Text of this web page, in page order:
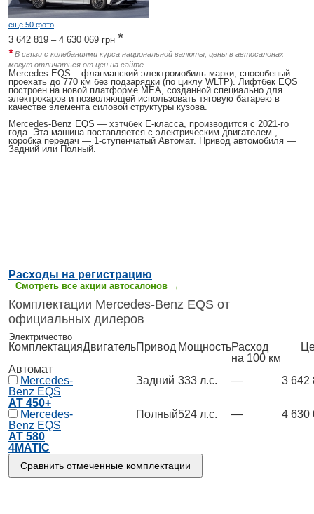
еще 50 фото
3 642 819 – 4 630 069 грн *
*В связи с колебаниями курса национальной валюты, цены в автосалонах
могут отличаться от цен на сайте.
Mercedes EQS – флагманский электромобиль марки, способеный
проехать до 770 км без подзарядки (по циклу WLTP). Лифтбек EQS
построен на новой платформе MEA, созданной специально для
электрокаров и позволяющей использовать тяговую батарею в
качестве элемента силовой структуры кузова.
Mercedes-Benz EQS — хэтчбек E-класса, производится с 2021-го
года. Эта машина поставляется с электрическим двигателем ,
коробка передач — 1-ступенчатый Автомат. Привод автомобиля —
Задний или Полный.
Расходы на регистрацию
Смотреть все акции автосалонов →
Комплектации Mercedes-Benz EQS от
официальных дилеров
Электричество
КомплектацияДвигательПривод МощностьРасход
на 100 км
Автомат
Mercedes-
Benz EQS
AT 450+
Задний 333 л.с. — 3 642
Mercedes-
Benz EQS
AT 580
4MATIC
Полный524 л.с. — 4 630